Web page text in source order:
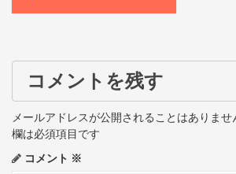
t
n
a
v
コメントを残す
メールアドレスが公開されることはありませ
欄は必須項目です
コメント ※